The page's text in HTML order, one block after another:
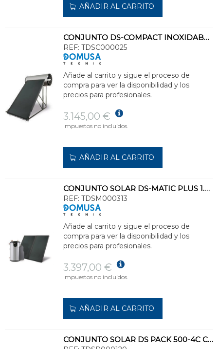
AÑADIR AL CARRITO
CONJUNTO DS-COMPACT INOXIDABLE 2300 NP SOLAR CLASE ENERGÉTICA C
REF: TDSC000025
Añade al carrito y sigue el proceso de
compra para ver la disponibilidad y los
precios para profesionales.
3.145,00 €
Impuestos no incluidos.
AÑADIR AL CARRITO
CONJUNTO SOLAR DS-MATIC PLUS 1.25 DUO-L CLASE ENERGÉTICA C
REF: TDSM000313
Añade al carrito y sigue el proceso de
compra para ver la disponibilidad y los
precios para profesionales.
3.397,00 €
Impuestos no incluidos.
AÑADIR AL CARRITO
CONJUNTO SOLAR DS PACK 500-4C CIRCULACIÓN FORZADA